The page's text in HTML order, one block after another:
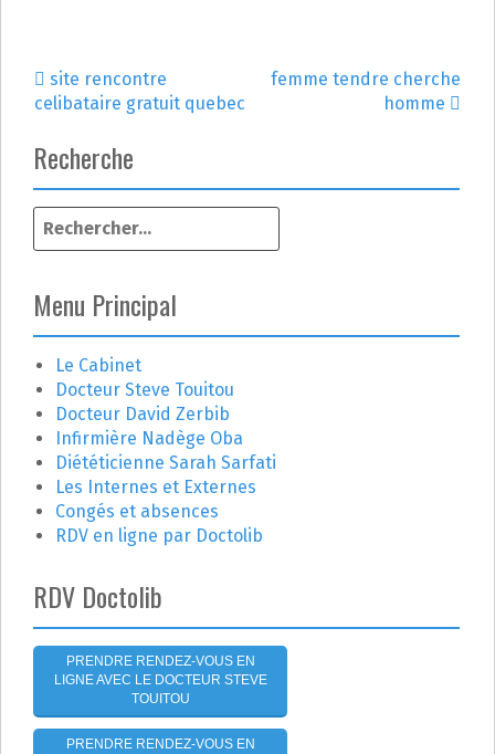
N
a
v
i
g
a
t
i
o
n
d
e
l
a
site rencontre
celibataire gratuit quebec
femme tendre cherche
homme
Recherche
e
h
e
r
c
h
e
r
:
Menu Principal
Le Cabinet
Docteur Steve Touitou
Docteur David Zerbib
Infirmière Nadège Oba
Diététicienne Sarah Sarfati
Les Internes et Externes
Congés et absences
RDV en ligne par Doctolib
RDV Doctolib
PRENDRE RENDEZ-VOUS EN
LIGNE AVEC LE DOCTEUR STEVE
TOUITOU
PRENDRE RENDEZ-VOUS EN